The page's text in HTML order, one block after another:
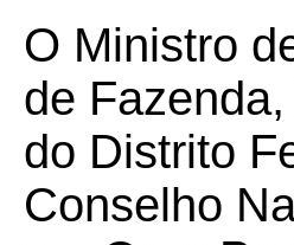
O Ministro
de
do Distrito
Conselho